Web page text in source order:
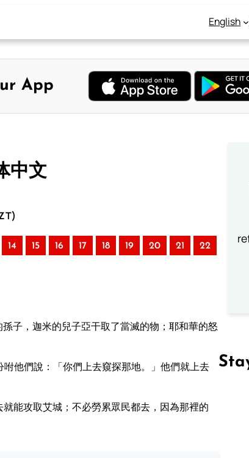
English
App
中文
14 15 16 17 18 19 20 21 22
子，迦米的兒子亞干取了當滅的物；耶和華的怒
他們說：「你們上去窺探那地。」他們就上去
能攻取艾城；不必勞累眾民都去，因為那裡的